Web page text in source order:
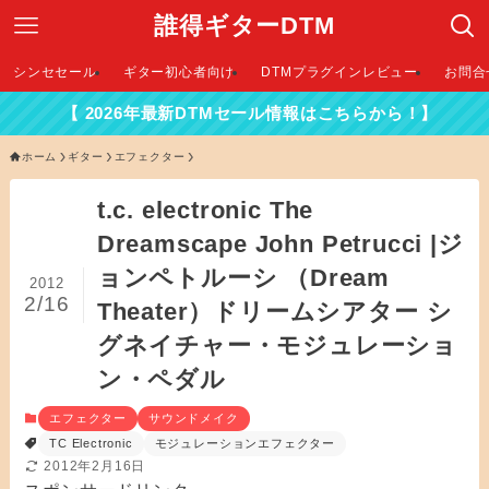
誰得ギターDTM
シンセセール ギター初心者向け DTMプラグインレビュー お問
年最新DTMセール情報はこちらから！】
ホーム ギター エフェクター
t.c. electronic The
Dreamscape John Petrucci |ジ
ョンペトルーシ （Dream
Theater）ドリームシアター シ
グネイチャー・モジュレーショ
ン・ペダル
2012
2/16
エフェクター
サウンドメイク
TC Electronic
モジュレーションエフェクター
2012年2月16日